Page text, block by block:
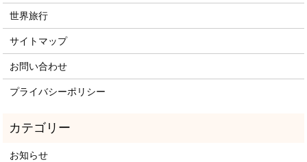
世界旅行
サイトマップ
お問い合わせ
プライバシーポリシー
お知らせ